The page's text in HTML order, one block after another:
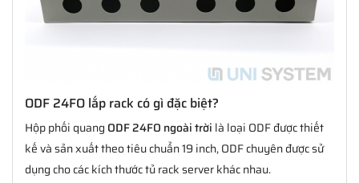
ODF 24FO lắp rack có gì đặc biệt?
Hộp phối quang ODF 24FO ngoài trời là loại ODF được thiết
kế và sản xuất theo tiêu chuẩn 19 inch, ODF chuyên được sử
dụng cho các kích thước tủ rack server khác nhau.